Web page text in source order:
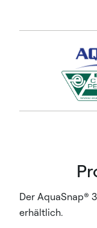
Der AquaSnap®
erhältlich.